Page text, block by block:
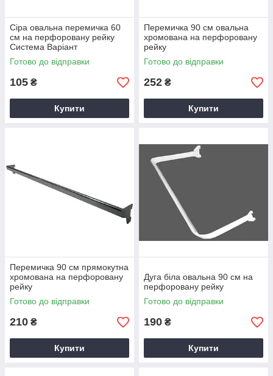
Сіра овальна перемичка 60
см на перфоровану рейку
Система Варіант
Готово до відправки
105 ₴
Купити
Перемичка 90 см овальна
хромована на перфоровану
рейку
Готово до відправки
252 ₴
Купити
Перемичка 90 см прямокутна
хромована на перфоровану
рейку
Готово до відправки
210 ₴
Купити
Дуга біла овальна 90 см на
перфоровану рейку
Готово до відправки
190 ₴
Купити